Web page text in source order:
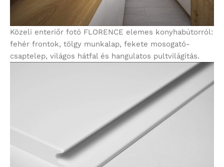
Közeli enteriőr fotó FLORENCE elemes konyhabútorról:
fehér frontok, tölgy munkalap, fekete mosogató-
csaptelep, világos hátfal és hangulatos pultvilágítás.